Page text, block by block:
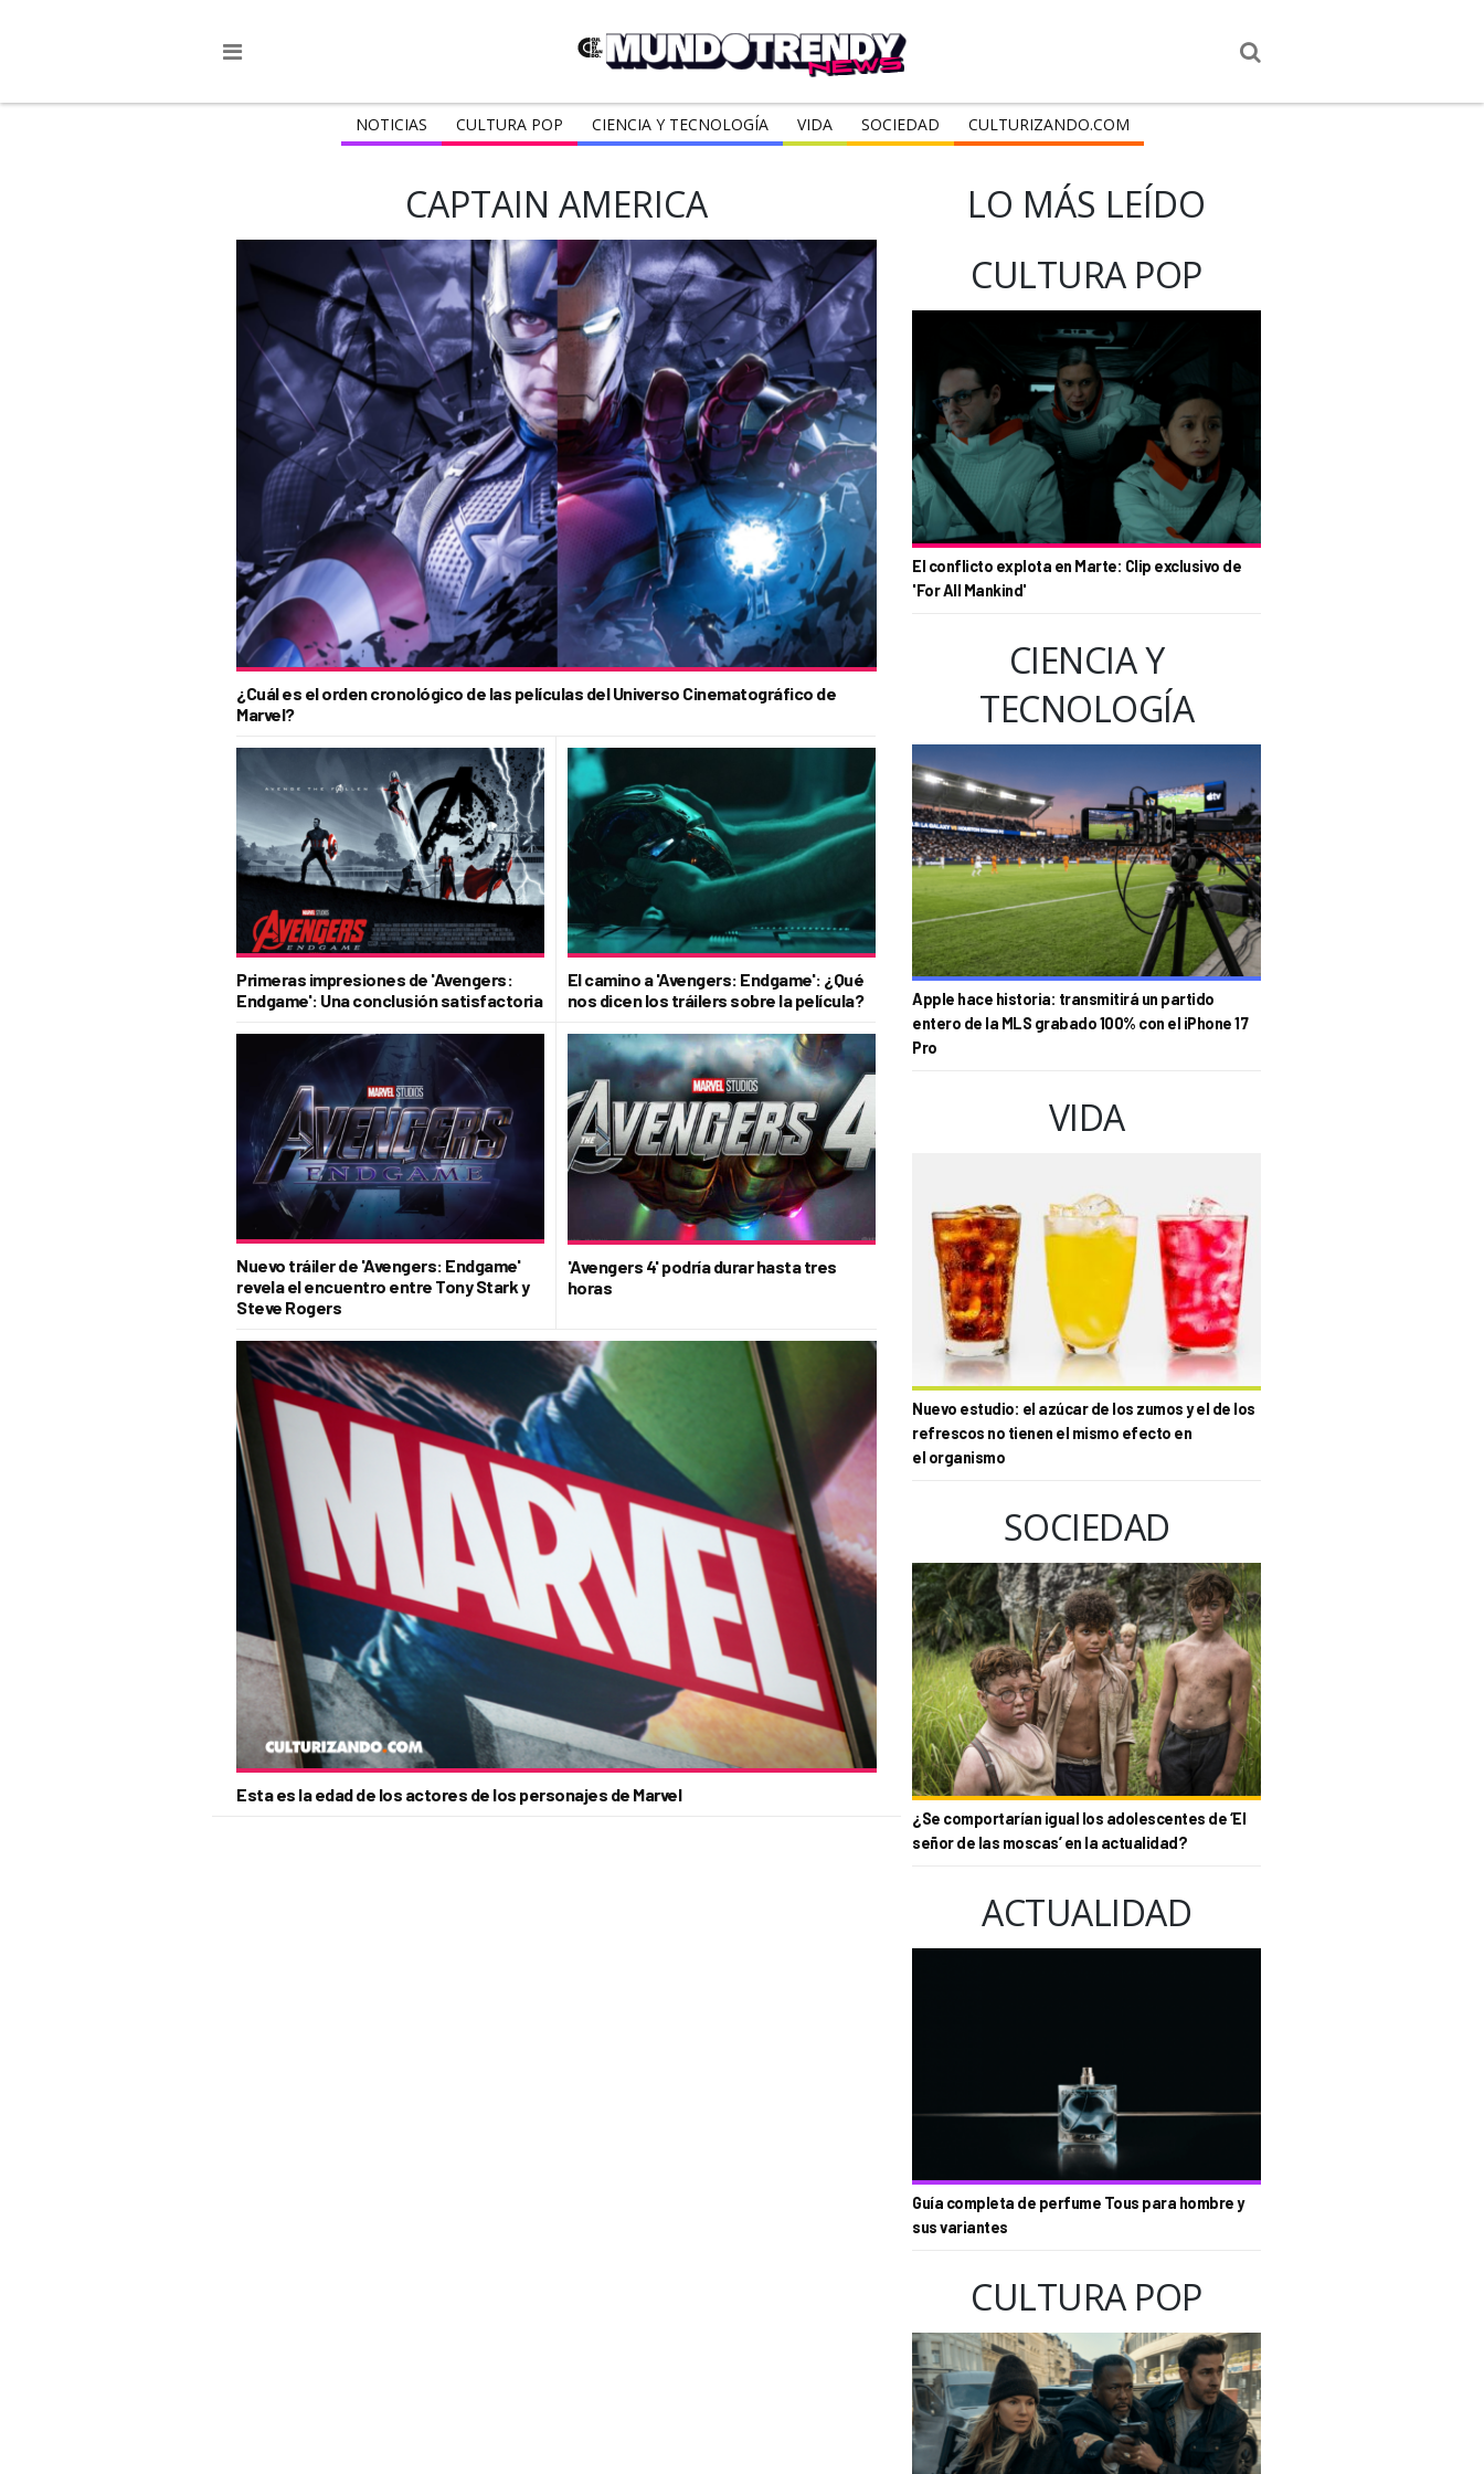
NOTICIAS CULTURA POP CIENCIA Y TECNOLOGÍA VIDA SOCIEDAD CULTURIZANDO.COM
CAPTAIN AMERICA
¿Cuál es el orden cronológico de las películas del Universo Cinematográfico de
Marvel?
Primeras impresiones de 'Avengers:
Endgame': Una conclusión satisfactoria
El camino a 'Avengers: Endgame': ¿Qué
nos dicen los tráilers sobre la película?
Nuevo tráiler de 'Avengers: Endgame'
revela el encuentro entre Tony Stark y
Steve Rogers
'Avengers 4' podría durar hasta tres
horas
Esta es la edad de los actores de los personajes de Marvel
LO MÁS LEÍDO
CULTURA POP
El conflicto explota en Marte: Clip exclusivo de
'For All Mankind'
CIENCIA Y
TECNOLOGÍA
Apple hace historia: transmitirá un partido
entero de la MLS grabado 100% con el iPhone 17
Pro
VIDA
Nuevo estudio: el azúcar de los zumos y el de los
refrescos no tienen el mismo efecto en
el organismo
SOCIEDAD
¿Se comportarían igual los adolescentes de ‘El
señor de las moscas’ en la actualidad?
ACTUALIDAD
Guía completa de perfume Tous para hombre y
sus variantes
CULTURA POP